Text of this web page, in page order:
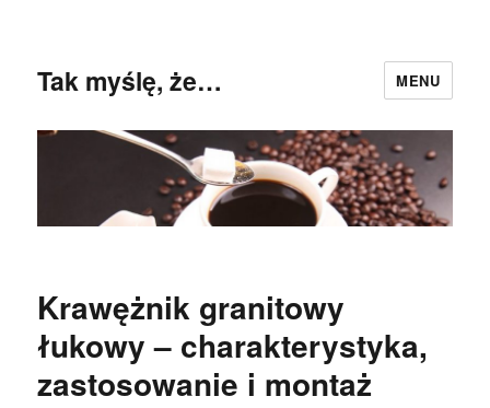
Tak myślę, że… MENU
Krawężnik granitowy
łukowy – charakterystyka,
zastosowanie i montaż